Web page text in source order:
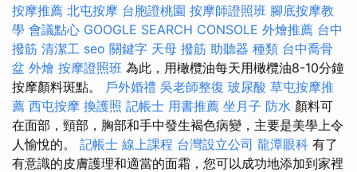
按摩推薦 北屯按摩 台胞證桃園 按摩師證照班 腳底按摩教
學 會議點心 GOOGLE SEARCH CONSOLE 外燴推薦 台中
撥筋 清潔工 seo 關鍵字 天母 撥筋 助聽器 種類 台中喬骨
盆 外燴 按摩證照班 為此，用橄欖油每天用橄欖油8-10分鐘
按摩顏料斑點。 戶外婚禮 吳老師整復 玻尿酸 草屯按摩推
薦 西屯按摩 換護照 記帳士 用書推薦 坐月子 防水 顏料可
在面部，頸部，胸部和手中發生褐色病變，主要是美學上令
人愉悅的。 記帳士 線上課程 台灣設立公司 龍潭眼科 有了
有意識的皮膚護理和適當的面霜，您可以成功地添加到家裡